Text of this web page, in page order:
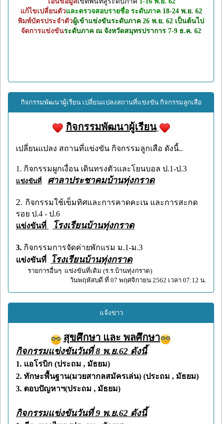
แก้ไขเปลี่ยนตัวและตรวจสอบรายชื่อ ระดับภาค 18-24 พ.ย. 62
พิมพ์บัตรประจำตัวผู้เข้าแข่งขันระดับภาค 26 พ.ย. 62 เป็นต้นไป
จัดการแข่งขันระดับภาค ณ จังหวัดสมุทรปราการ 7-9 ธ.ค. 62
กิจกรรมพัฒนาผู้เรียน เปลี่ยนแปลงสถานที่แข่งขัน กิจกรรมลูกเสือ
กิจกรรมพัฒนาผู้เรียน
เปลี่ยนแปลง สถานที่แข่งขัน กิจกรรมลูกเสือ ดังนี้..
1. กิจกรรมผูกเงื่อน เดินทรงตัวและโยนบอล ป.1-ป.3
แข่งขันที่ ศาลาประชาคมบ้านทุ่งกราด
2. กิจกรรมใช้เข็มทิศและการคาดคะเน และการสะกด
รอย ป.4 - ป.6
แข่งขันที่
โรงเรียนบ้านทุ่งกราด
3. กิจกรรมการจัดค่ายพักแรม ม.1-ม.3
แข่งขันที่
โรงเรียนบ้านทุ่งกราด
รายการอื่นๆ แข่งขันที่เดิม (ร.ร.บ้านทุ่งกราด)
วันพฤหัสบดี ที่ 07 พฤศจิกายน 2562 เวลา 07:12 น.
แจ้งข่าว
สุขศึกษา และ พลศึกษา
กิจกรรมแข่งขันวันที่ 8 พ.ย.62 ดังนี้
1. แอโรบิก (ประถม , มัธยม)
2. ทักษะพื้นฐาน(มวยสากลสมัครเล่น) (ประถม , มัธยม)
3. ตอบปัญหาฯ(ประถม , มัธยม)
กิจกรรมแข่งขันวันที่ 9 พ.ย.62 ดังนี้